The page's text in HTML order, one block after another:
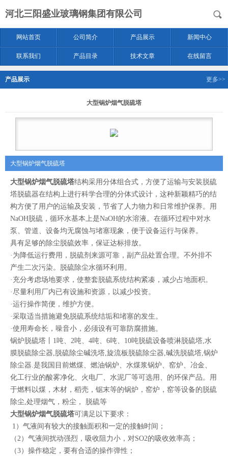
河北三阳盛业玻璃钢集团有限公司
网站首页 公司简介 产品展示 新闻中心
联系我们 产品目录 技术文章 在线留言
产品展示 更多>>
大型锅炉烟气脱硫塔
大型锅炉烟气脱硫塔
大型锅炉烟气脱硫塔结构采用分体组合式，方便了运输与安装脱硫
塔脱硫器在结构上进行科学合理的分体式设计，这种新颖精巧的结
构方便了用户的运输及安装，节省了人力物力和日常维护保养。用
NaOH脱硫，循环水基本上是NaOH的水溶液。在循环过程中对水
泵、管道、设备均无腐蚀与堵塞现象，便于设备运行与保养。
具有足够的除尘脱硫效率，保证达标排放。
·为降低运行费用，脱硫剂来源可靠，副产品处置合理。不外排不
产生二次污染。脱硫除尘水循环利用。
·充分考虑场地要求，使整套脱硫系统结构紧凑，减少占地面积。
·尽量利用厂内已有设施和资源，以减少投资。
·运行操作简便，维护方便。
·采取适当措施避免脱硫系统结垢和堵塞的发生。
·使用寿命长，噪音小，必须设有可靠防腐措施。
锅炉脱硫塔丨1吨、2吨、4吨、6吨、10吨脱硫设备喷淋脱硫塔,水
膜脱硫除尘器,脱硫除尘碱洗塔,旋流板脱硫除尘器,碱洗脱硫塔,锅炉
除尘器.是我国目前燃煤、燃油锅炉、水煤浆锅炉、窑炉、冶金、
化工行业的酸雾净化、火电厂、水泥厂等可选用、的环保产品。用
于燃料以煤，木材，稻壳，锯末等的锅炉，窑炉，窑等设备的脱硫
除尘,处理烟气，粉尘， 脱硫等
大型锅炉烟气脱硫塔可满足以下要求：
1）气液间有较大的接触面积和一定的接触时间；
（2）气液间扰动强烈，吸收阻力小，对SO2的吸收效率高；
（3）操作稳定，要有合适的操作弹性；